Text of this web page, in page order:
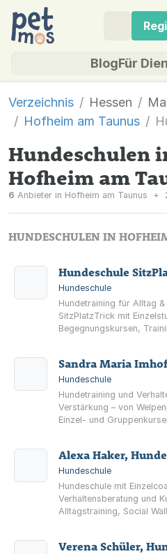
BlogFür
Verzeichnis Hessen
Hofheim am Taunus
Hundeschulen
Hofheim am
6 Anbieter in Hofheim am Taunus +
HUNDESCHULEN IN
Hundeschule
Hundeschule
Hundetraining für Alltag
SitzPlatzTrick mit
Begegnungskursen,
Hundeschule
Hundetraining und
Verstärkung – von
Einzel- und
Hundeschule
Hundeschule mit
Verhaltensberatung und
Alltagstraining, Social